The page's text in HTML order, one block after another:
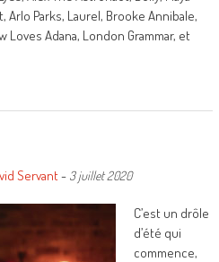
Arlo Parks, Laurel, Brooke Annibale,
Loves Adana, London Grammar, et
Servant- 3 juillet 2020
C’est un drôle
d’été qui
commence,